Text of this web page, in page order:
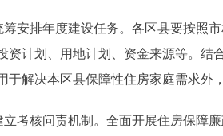
排年度建设任务。各区县要按照市
资计划、用地计划、资金来源等。结
于解决本区县保障性住房家庭需求外
核问责机制。全面开展住房保障廉